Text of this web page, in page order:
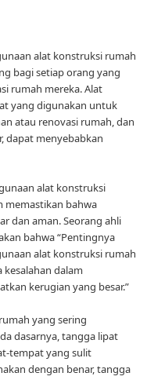
alat konstruksi rumah
bagi setiap orang yang
rumah mereka. Alat
yang digunakan untuk
atau renovasi rumah, dan
dapat menyebabkan
alat konstruksi
memastikan bahwa
dan aman. Seorang ahli
bahwa “Pentingnya
alat konstruksi rumah
dalam
kerugian yang besar.”
yang sering
dasarnya, tangga lipat
tempat yang sulit
dengan benar, tangga